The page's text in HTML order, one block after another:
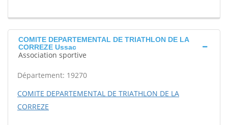
COMITE DEPARTEMENTAL DE TRIATHLON DE LA
CORREZE Ussac
Association sportive
Département: 19270
COMITE DEPARTEMENTAL DE TRIATHLON DE LA
CORREZE